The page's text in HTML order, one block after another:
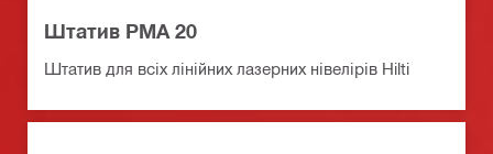
Штатив PMA 20
Штатив для всіх лінійних лазерних нівелірів Hilti